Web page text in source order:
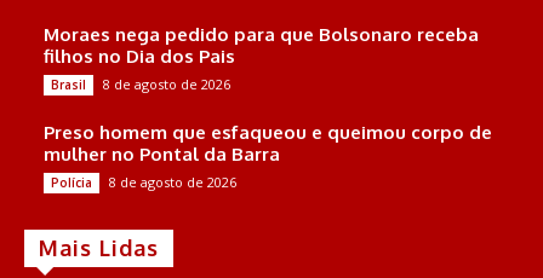
Moraes nega pedido para que Bolsonaro receba
filhos no Dia dos Pais
Brasil 8 de agosto de 2026
Preso homem que esfaqueou e queimou corpo de
mulher no Pontal da Barra
Polícia 8 de agosto de 2026
Mais Lidas